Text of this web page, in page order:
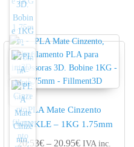
PLA Mate Cinzento
WINKLE – 1KG 1.75mm
20.53€ – 20.95€Price range:
IVA inc.